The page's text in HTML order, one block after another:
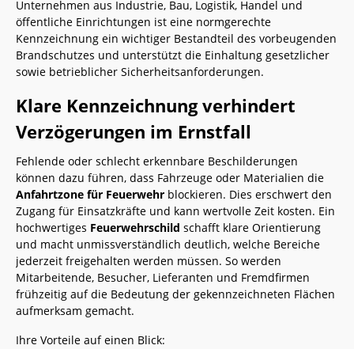
Unternehmen aus Industrie, Bau, Logistik, Handel und
öffentliche Einrichtungen ist eine normgerechte
Kennzeichnung ein wichtiger Bestandteil des vorbeugenden
Brandschutzes und unterstützt die Einhaltung gesetzlicher
sowie betrieblicher Sicherheitsanforderungen.
Klare Kennzeichnung verhindert
Verzögerungen im Ernstfall
Fehlende oder schlecht erkennbare Beschilderungen
können dazu führen, dass Fahrzeuge oder Materialien die
Anfahrtzone für Feuerwehr blockieren. Dies erschwert den
Zugang für Einsatzkräfte und kann wertvolle Zeit kosten. Ein
hochwertiges Feuerwehrschild schafft klare Orientierung
und macht unmissverständlich deutlich, welche Bereiche
jederzeit freigehalten werden müssen. So werden
Mitarbeitende, Besucher, Lieferanten und Fremdfirmen
frühzeitig auf die Bedeutung der gekennzeichneten Flächen
aufmerksam gemacht.
Ihre Vorteile auf einen Blick: